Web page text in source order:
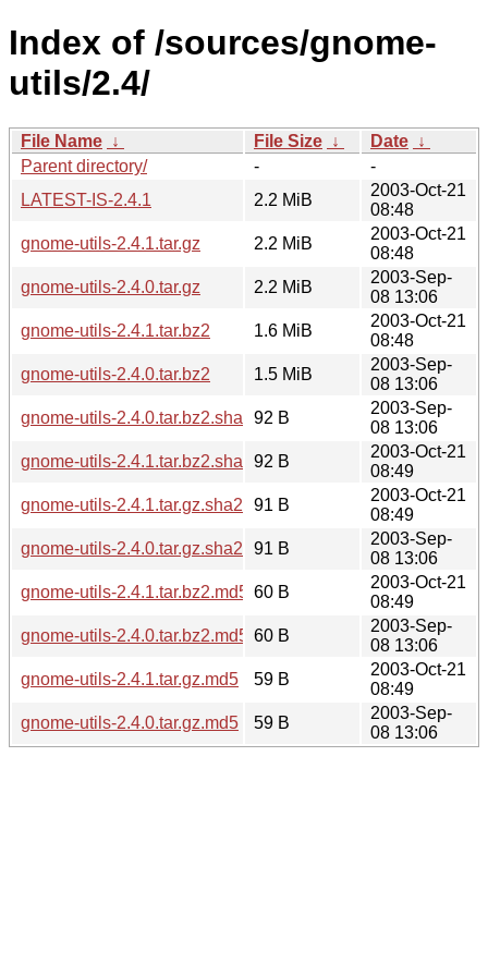
Index of /sources/gnome-
utils/2.4/
File Name ↓ File Size ↓ Date ↓
Parent directory/
-
-
LATEST-IS-2.4.1
2.2 MiB
2003-Oct-21
08:48
gnome-utils-2.4.1.tar.gz
2.2 MiB
2003-Oct-21
08:48
gnome-utils-2.4.0.tar.gz
2.2 MiB
2003-Sep-
08 13:06
gnome-utils-2.4.1.tar.bz2
1.6 MiB
2003-Oct-21
08:48
gnome-utils-2.4.0.tar.bz2
1.5 MiB
2003-Sep-
08 13:06
gnome-utils-2.4.0.tar.bz2.sha256sum
92 B
2003-Sep-
08 13:06
gnome-utils-2.4.1.tar.bz2.sha256sum
92 B
2003-Oct-21
08:49
gnome-utils-2.4.1.tar.gz.sha256sum
91 B
2003-Oct-21
08:49
gnome-utils-2.4.0.tar.gz.sha256sum
91 B
2003-Sep-
08 13:06
gnome-utils-2.4.1.tar.bz2.md5 60 B
2003-Oct-21
08:49
gnome-utils-2.4.0.tar.bz2.md5 60 B
2003-Sep-
08 13:06
gnome-utils-2.4.1.tar.gz.md5
59 B
2003-Oct-21
08:49
gnome-utils-2.4.0.tar.gz.md5
59 B
2003-Sep-
08 13:06